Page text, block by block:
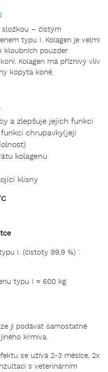
složkou – čistým
typu I. Kolagen je velmi
kloubních pouzder
Kolagen má příznivý vliv
kopyta koně.
a zlepšuje jejich funkci
chrupavky(její
kolagenu
klisny
I. (čistoty 99,9 %) :
typu I = 600 kg
ji podávat samostatně
krmiva.
se užívá 2-3 měsíce, 2x
s veterinárním